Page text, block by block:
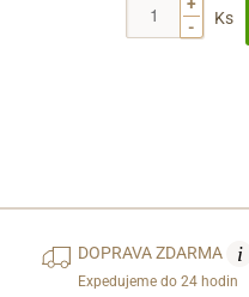
-
Ks
DOPRAVAZDARMA i
Expedujeme do 24 hodin